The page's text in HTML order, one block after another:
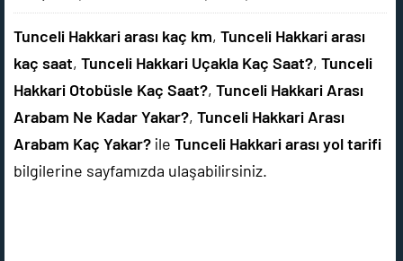
Tunceli Hakkari arası kaç km, Tunceli Hakkari arası
kaç saat, Tunceli Hakkari Uçakla Kaç Saat?, Tunceli
Hakkari Otobüsle Kaç Saat?, Tunceli Hakkari Arası
Arabam Ne Kadar Yakar?, Tunceli Hakkari Arası
Arabam Kaç Yakar? ile Tunceli Hakkari arası yol tarifi
bilgilerine sayfamızda ulaşabilirsiniz.